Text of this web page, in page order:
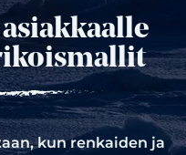
kun renkaiden ja